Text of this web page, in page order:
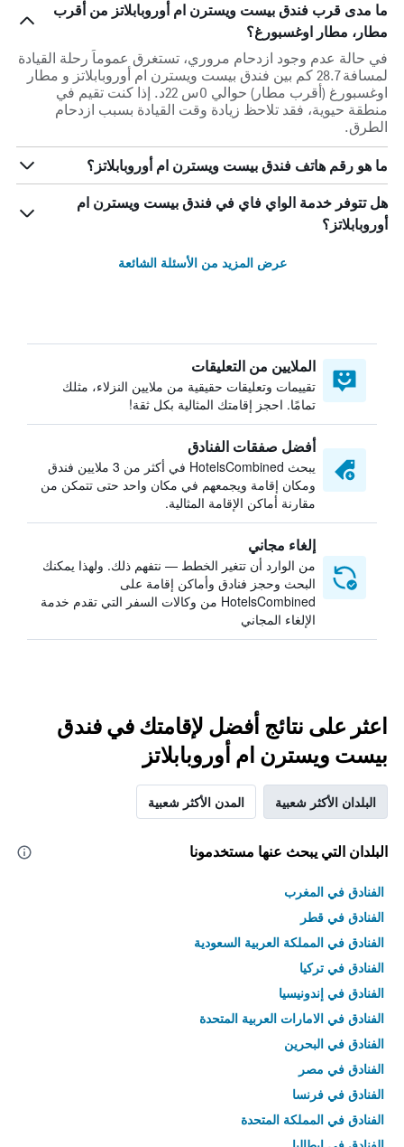
ما مدى قرب فندق بيست ويسترن ام أوروبابلاتز من أقرب
مطار، مطار اوغسبورغ؟
في حالة عدم وجود ازدحام مروري، تستغرق عموماً رحلة القيادة
لمسافة 28.7 كم بين فندق بيست ويسترن ام أوروبابلاتز و مطار
اوغسبورغ (أقرب مطار) حوالي 0س 22د. إذا كنت تقيم في
منطقة حيوية، فقد تلاحظ زيادة وقت القيادة بسبب ازدحام
الطرق.
ما هو رقم هاتف فندق بيست ويسترن ام أوروبابلاتز؟
هل تتوفر خدمة الواي فاي في فندق بيست ويسترن ام
أوروبابلاتز؟
عرض المزيد من الأسئلة الشائعة
الملايين من التعليقات
تقييمات وتعليقات حقيقية من ملايين النزلاء، مثلك
تمامًا. احجز إقامتك المثالية بكل ثقة!
أفضل صفقات الفنادق
يبحث HotelsCombined في أكثر من 3 ملايين فندق
ومكان إقامة ويجمعهم في مكان واحد حتى تتمكن من
مقارنة أماكن الإقامة المثالية.
إلغاء مجاني
من الوارد أن تتغير الخطط — نتفهم ذلك. ولهذا يمكنك
البحث وحجز فنادق وأماكن إقامة على
HotelsCombined من وكالات السفر التي تقدم خدمة
الإلغاء المجاني
اعثر على نتائج أفضل لإقامتك في فندق
بيست ويسترن ام أوروبابلاتز
البلدان الأكثر شعبية المدن الأكثر شعبية
البلدان التي يبحث عنها مستخدمونا
الفنادق في المغرب
الفنادق في قطر
الفنادق في المملكة العربية السعودية
الفنادق في تركيا
الفنادق في إندونيسيا
الفنادق في الامارات العربية المتحدة
الفنادق في البحرين
الفنادق في مصر
الفنادق في فرنسا
الفنادق في المملكة المتحدة